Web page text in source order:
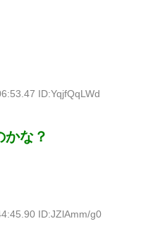
ID:YqjfQqLWd
な？
ID:JZlAmm/g0